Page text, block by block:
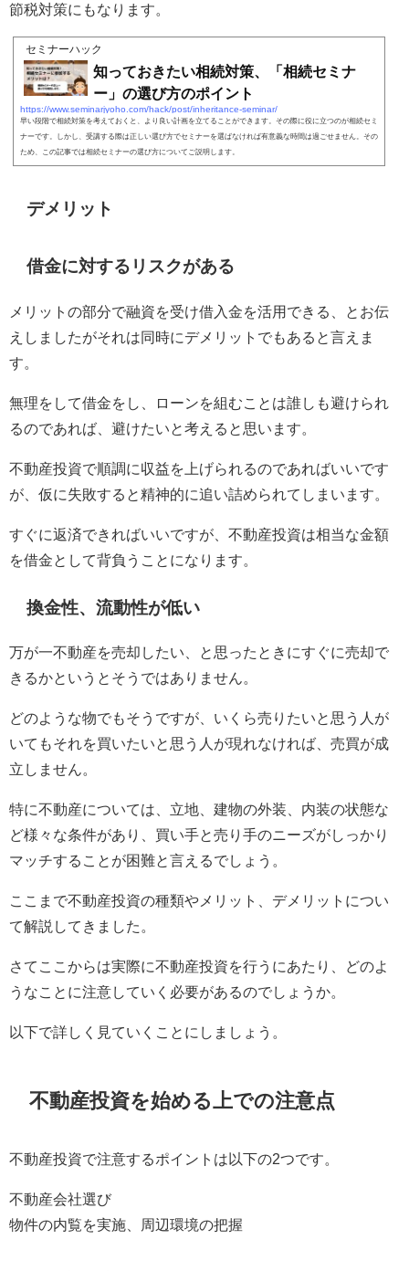
節税対策にもなります。
セミナーハック
知っておきたい相続対策、「相続セミナ
ー」の選び方のポイント
https://www.seminarjyoho.com/hack/post/inheritance-seminar/
早い段階で相続対策を考えておくと、より良い計画を立てることができます。その際に役に立つのが相続セミ
ナーです。しかし、受講する際は正しい選び方でセミナーを選ばなければ有意義な時間は過ごせません。その
ため、この記事では相続セミナーの選び方についてご説明します。
デメリット
借金に対するリスクがある
メリットの部分で融資を受け借入金を活用できる、とお伝
えしましたがそれは同時にデメリットでもあると言えま
す。
無理をして借金をし、ローンを組むことは誰しも避けられ
るのであれば、避けたいと考えると思います。
不動産投資で順調に収益を上げられるのであればいいです
が、仮に失敗すると精神的に追い詰められてしまいます。
すぐに返済できればいいですが、不動産投資は相当な金額
を借金として背負うことになります。
換金性、流動性が低い
万が一不動産を売却したい、と思ったときにすぐに売却で
きるかというとそうではありません。
どのような物でもそうですが、いくら売りたいと思う人が
いてもそれを買いたいと思う人が現れなければ、売買が成
立しません。
特に不動産については、立地、建物の外装、内装の状態な
ど様々な条件があり、買い手と売り手のニーズがしっかり
マッチすることが困難と言えるでしょう。
ここまで不動産投資の種類やメリット、デメリットについ
て解説してきました。
さてここからは実際に不動産投資を行うにあたり、どのよ
うなことに注意していく必要があるのでしょうか。
以下で詳しく見ていくことにしましょう。
不動産投資を始める上での注意点
不動産投資で注意するポイントは以下の2つです。
不動産会社選び
物件の内覧を実施、周辺環境の把握